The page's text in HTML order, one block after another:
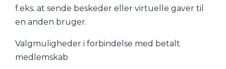
f.eks. at sende beskeder eller virtuelle gaver til
en anden bruger.
Valgmuligheder i forbindelse med betalt
medlemskab